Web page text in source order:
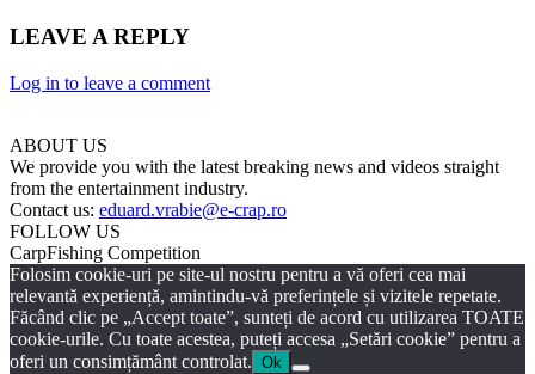
LEAVE A REPLY
Log in to leave a comment
ABOUT US
We provide you with the latest breaking news and videos straight
from the entertainment industry.
Contact us: eduard.vrabie@e-crap.ro
FOLLOW US
CarpFishing Competition
Folosim cookie-uri pe site-ul nostru pentru a vă oferi cea mai
relevantă experiență, amintindu-vă preferințele și vizitele repetate.
Făcând clic pe „Accept toate”, sunteți de acord cu utilizarea TOATE
cookie-urile. Cu toate acestea, puteți accesa „Setări cookie” pentru a
oferi un consimțământ controlat. Ok